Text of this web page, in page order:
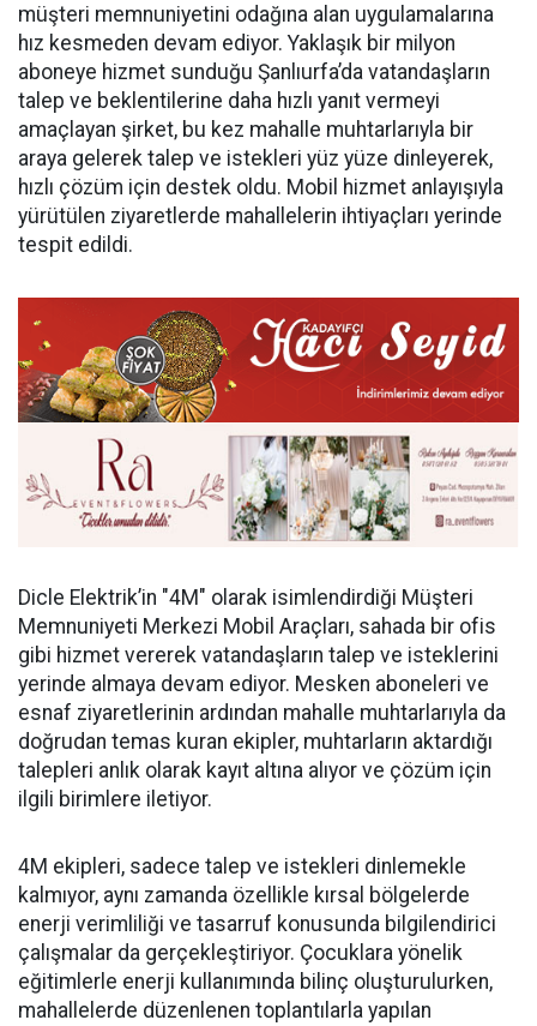
müşteri memnuniyetini odağına alan uygulamalarına
hız kesmeden devam ediyor. Yaklaşık bir milyon
aboneye hizmet sunduğu Şanlıurfa’da vatandaşların
talep ve beklentilerine daha hızlı yanıt vermeyi
amaçlayan şirket, bu kez mahalle muhtarlarıyla bir
araya gelerek talep ve istekleri yüz yüze dinleyerek,
hızlı çözüm için destek oldu. Mobil hizmet anlayışıyla
yürütülen ziyaretlerde mahallelerin ihtiyaçları yerinde
tespit edildi.
Dicle Elektrik’in "4M" olarak isimlendirdiği Müşteri
Memnuniyeti Merkezi Mobil Araçları, sahada bir ofis
gibi hizmet vererek vatandaşların talep ve isteklerini
yerinde almaya devam ediyor. Mesken aboneleri ve
esnaf ziyaretlerinin ardından mahalle muhtarlarıyla da
doğrudan temas kuran ekipler, muhtarların aktardığı
talepleri anlık olarak kayıt altına alıyor ve çözüm için
ilgili birimlere iletiyor.
4M ekipleri, sadece talep ve istekleri dinlemekle
kalmıyor, aynı zamanda özellikle kırsal bölgelerde
enerji verimliliği ve tasarruf konusunda bilgilendirici
çalışmalar da gerçekleştiriyor. Çocuklara yönelik
eğitimlerle enerji kullanımında bilinç oluşturulurken,
mahallelerde düzenlenen toplantılarla yapılan